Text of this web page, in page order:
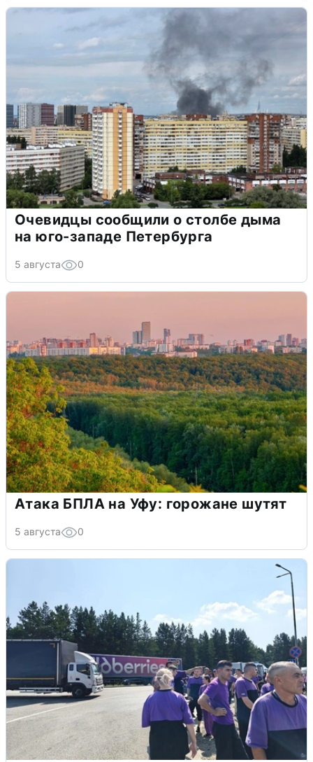
Очевидцы сообщили о столбе дыма
на юго-западе Петербурга
5 августа 0
Атака БПЛА на Уфу: горожане шутят
5 августа 0